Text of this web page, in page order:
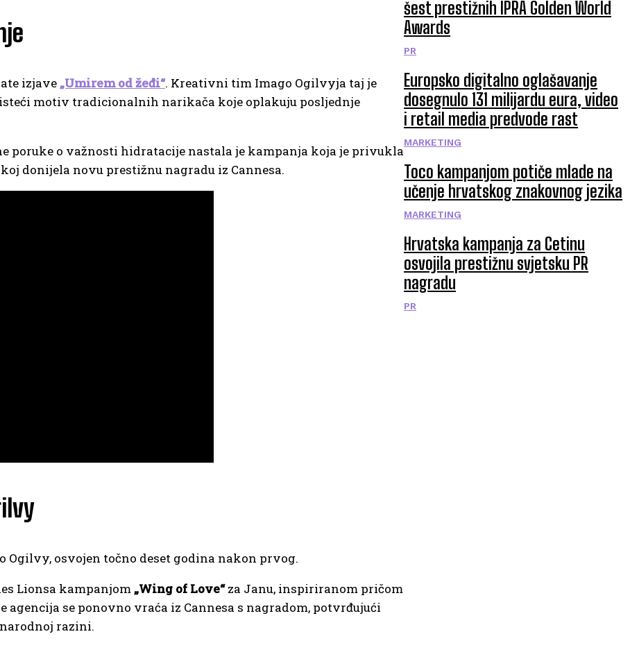
izjave „Umirem od žeđi“. Kreativni tim Imago Ogilvyja taj je
motiv tradicionalnih narikača koje oplakuju posljednje
poruke o važnosti hidratacije nastala je kampanja koja je privukla
donijela novu prestižnu nagradu iz Cannesa.
Ogilvy, osvojen točno deset godina nakon prvog.
Lionsa kampanjom „Wing of Love“za Janu, inspiriranom pričom
agencija se ponovno vraća iz Cannesa s nagradom, potvrđujući
razini.
šest prestižnih IPRA Golden World
Awards
PR
Europsko digitalno oglašavanje
dosegnulo 131 milijardu eura, video
i retail media predvode rast
MARKETING
Toco kampanjom potiče mlade na
učenje hrvatskog znakovnog jezika
MARKETING
Hrvatska kampanja za Cetinu
osvojila prestižnu svjetsku PR
nagradu
PR